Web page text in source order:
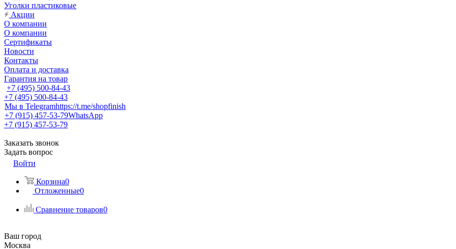
Уголки пластиковые
Акции
О компании
О компании
Сертификаты
Новости
Контакты
Оплата и доставка
Гарантия на товар
+7 (495) 500-84-43
+7 (495) 500-84-43
Мы в Telegramhttps://t.me/shopfinish
+7 (915) 457-53-79WhatsApp
+7 (915) 457-53-79
Заказать звонок
Задать вопрос
Войти
Корзина0
Отложенные0
Сравнение товаров0
Ваш город
Москва